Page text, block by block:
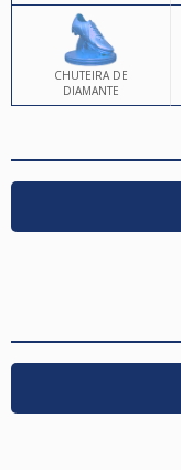
CHUTEIRA DE
DIAMANTE